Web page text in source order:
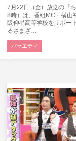
7月22日（金）放送の『
8時）は、番組MC・横山
阪仰星高等学校をリポー
るさまざ…
バラエティ